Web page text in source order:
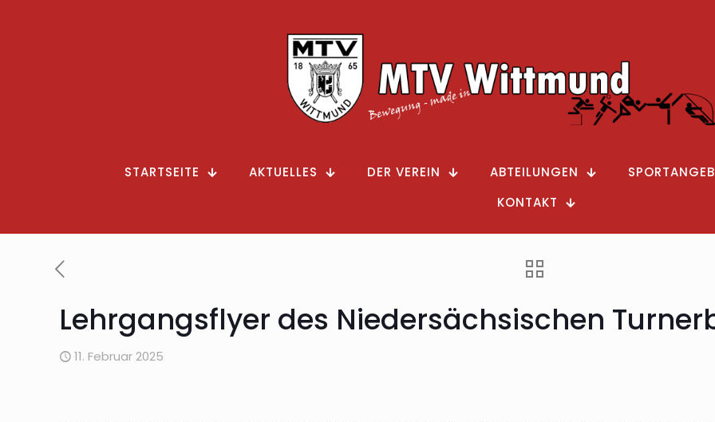
STARTSEITE AKTUELLES DER VEREIN ABTEILUNGEN
KONTAKT
Lehrgangsflyer des Niedersächsischen
11. Februar 2025